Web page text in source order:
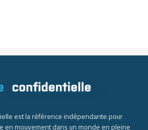
est la référence indépendante pour
en mouvement dans un monde en pleine